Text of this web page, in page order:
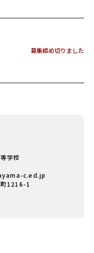
募集締め切りました
学校
c.ed.jp
町1216-1